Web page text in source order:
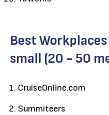
Best
small (20 - 50
CruiseOnline.com
Summiteers